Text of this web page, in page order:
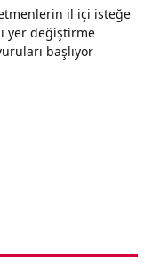
il içi isteğe
yer değiştirme
başlıyor